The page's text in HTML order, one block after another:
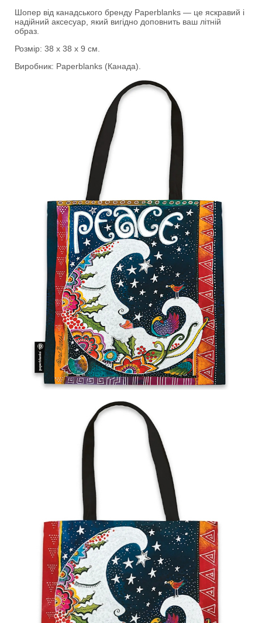
Шопер від канадського бренду Paperblanks — це яскравий і
надійний аксесуар, який вигідно доповнить ваш літній
образ.
Розмір: 38 х 38 х 9 см.
Виробник: Paperblanks (Канада).